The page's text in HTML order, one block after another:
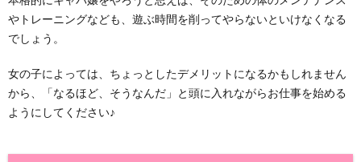
やトレーニングなども、遊ぶ時間を削ってやらないといけなくなる
でしょう。
女の子によっては、ちょっとしたデメリットになるかもしれません
から、「なるほど、そうなんだ」と頭に入れながらお仕事を始める
ようにしてください♪